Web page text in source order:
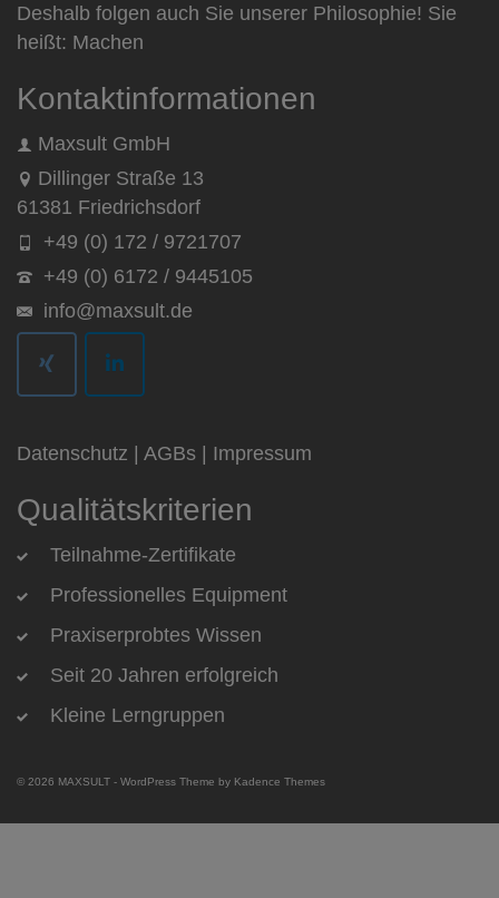
Deshalb folgen auch Sie unserer Philosophie! Sie
heißt: Machen
Kontaktinformationen
Maxsult GmbH
Dillinger Straße 13
61381 Friedrichsdorf
+49 (0) 172 / 9721707
+49 (0) 6172 / 9445105
info@maxsult.de
Datenschutz AGBs Impressum
Qualitätskriterien
Teilnahme-Zertifikate
Professionelles Equipment
Praxiserprobtes Wissen
Seit 20 Jahren erfolgreich
Kleine Lerngruppen
© 2026 MAXSULT - WordPress Theme by Kadence Themes